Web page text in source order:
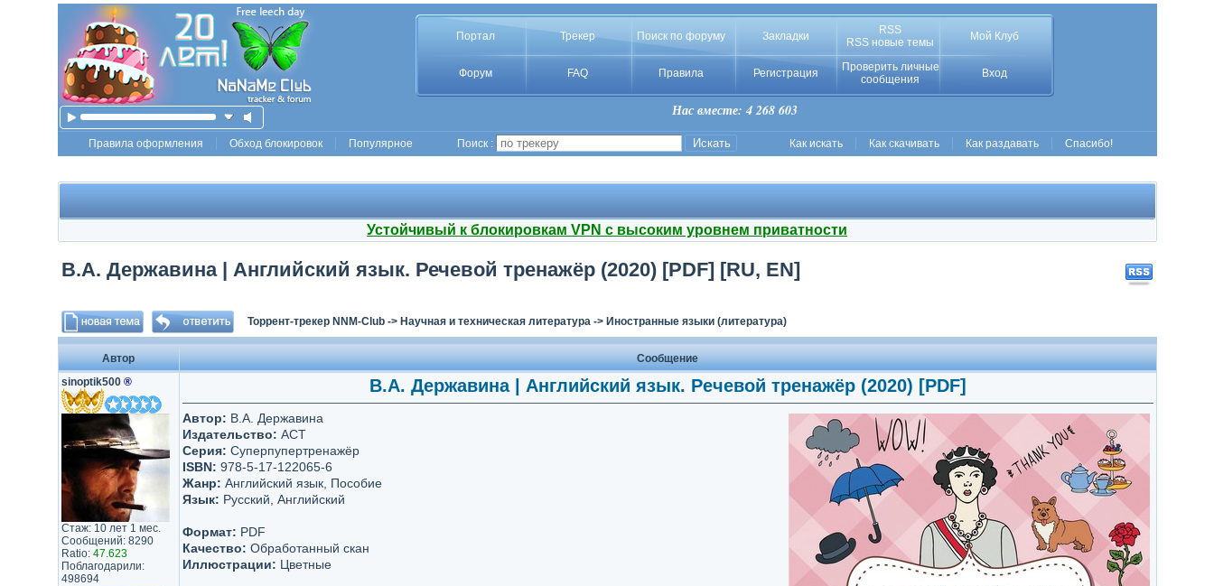
Портал Трекер Поиск по форуму Закладки
RSS
RSS новые темы
Мой Клуб
Форум FAQ Правила Регистрация
Проверить личные
сообщения
Вход
Нас вместе: 4 268 603
Правила оформления Обход блокировок Популярное Поиск : Как искать Как скачивать Как раздавать Спасибо!
Устойчивый к блокировкам VPN с высоким уровнем приватности
В.А. Державина | Английский язык. Речевой тренажёр (2020) [PDF] [RU, EN]
Торрент-трекер NNM-Club-> Научная и техническая литература-> Иностранные языки (литература)
Автор
Сообщение
sinoptik500 ®
Стаж: 10 лет 1 мес.
Сообщений: 8290
Ratio: 47.623
Поблагодарили:
498694
В.А. Державина | Английский язык. Речевой тренажёр (2020) [PDF]
Автор: В.А. Державина
Издательство: АСТ
Серия: Суперпупертренажёр
ISBN: 978-5-17-122065-6
Жанр: Английский язык, Пособие
Язык: Русский, Английский
Формат: PDF
Качество: Обработанный скан
Иллюстрации: Цветные